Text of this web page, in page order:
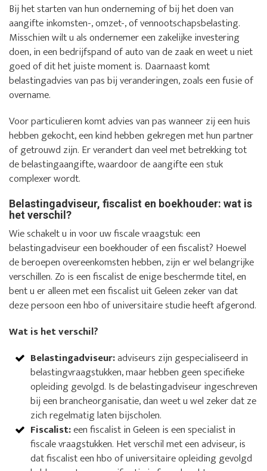
Bij het starten van hun onderneming of bij het doen van
aangifte inkomsten-, omzet-, of vennootschapsbelasting.
Misschien wilt u als ondernemer een zakelijke investering
doen, in een bedrijfspand of auto van de zaak en weet u niet
goed of dit het juiste moment is. Daarnaast komt
belastingadvies van pas bij veranderingen, zoals een fusie of
overname.
Voor particulieren komt advies van pas wanneer zij een huis
hebben gekocht, een kind hebben gekregen met hun partner
of getrouwd zijn. Er verandert dan veel met betrekking tot
de belastingaangifte, waardoor de aangifte een stuk
complexer wordt.
Belastingadviseur, fiscalist en boekhouder: wat is
het verschil?
Wie schakelt u in voor uw fiscale vraagstuk: een
belastingadviseur een boekhouder of een fiscalist? Hoewel
de beroepen overeenkomsten hebben, zijn er wel belangrijke
verschillen. Zo is een fiscalist de enige beschermde titel, en
bent u er alleen met een fiscalist uit Geleen zeker van dat
deze persoon een hbo of universitaire studie heeft afgerond.
Wat is het verschil?
Belastingadviseur:adviseurs zijn gespecialiseerd in
belastingvraagstukken, maar hebben geen specifieke
opleiding gevolgd. Is de belastingadviseur ingeschreven
bij een brancheorganisatie, dan weet u wel zeker dat ze
zich regelmatig laten bijscholen.
Fiscalist:een fiscalist in Geleen is een specialist in
fiscale vraagstukken. Het verschil met een adviseur, is
dat fiscalist een hbo of universitaire opleiding gevolgd